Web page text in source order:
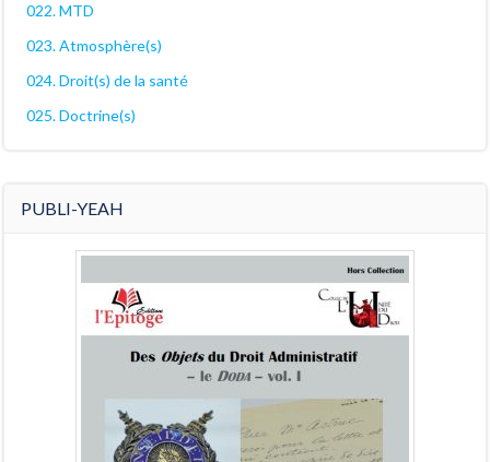
022. MTD
023. Atmosphère(s)
024. Droit(s) de la santé
025. Doctrine(s)
PUBLI-YEAH